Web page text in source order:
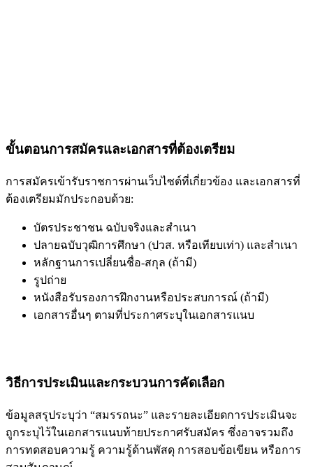
ขั้นตอนการสมัครและเอกสารที่ต้องเตรียม
การสมัครเข้ารับราชการผ่านเว็บไซต์ที่เกี่ยวข้อง และเอกสารที่
ต้องเตรียมมักประกอบด้วย:
บัตรประชาชน ฉบับจริงและสำเนา
ปลายฉบับวุฒิการศึกษา (ปวส. หรือเทียบเท่า) และสำเนา
หลักฐานการเปลี่ยนชื่อ-สกุล (ถ้ามี)
รูปถ่าย
หนังสือรับรองการฝึกงานหรือประสบการณ์ (ถ้ามี)
เอกสารอื่นๆ ตามที่ประกาศระบุในเอกสารแนบ
วิธีการประเมินและกระบวนการคัดเลือก
ข้อมูลสรุประบุว่า “สมรรถนะ” และรายละเอียดการประเมินจะ
ถูกระบุไว้ในเอกสารแนบท้ายประกาศรับสมัคร ซึ่งอาจรวมถึง
การทดสอบความรู้ ความรู้ด้านพัสดุ การสอบข้อเขียน หรือการ